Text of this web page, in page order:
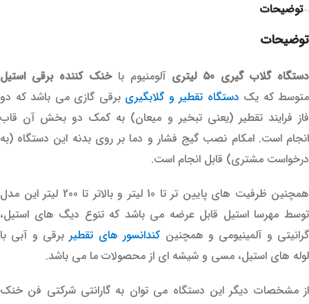
توضیحات
توضیحات
دستگاه گلاب گیری 50 لیتری آلومنیوم باخنک کننده برقی استیل
متوسط که یک دستگاه تقطیر و گلابگیری برقی گازی می باشد که دو
فاز فرایند تقطیر (یعنی تبخیر و میعان) به کمک دو بخش آن قاب
انجام است. امکام نصب گیج فشار و دما بر روی بدنه این دستگاه (به
درخواست مشتری) قابل انجام است.
همچنین ظرفیت های پایین تر تا 10 لیتر و بالاتر تا 200 لیتر این مدل
توسط مهرسا استیل قابل عرضه می باشد که تنوع دیگ های استیل،
گرانیتی و آلمینیومی و همچنین کندانسور های تقطیربرقی و آبی با
لوله های استیل، مسی و شیشه ای از محصولات ما می باشد.
از مشخصات دیگر این دستگاه می توان به گارانتی شرکتی فن خنک